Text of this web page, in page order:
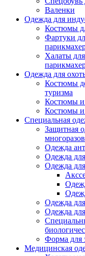
Валенки
Одежда для
Костюмы
Фартуки
Халаты
Одежда для
Костюмы
туризма
Костюмы и
Костюмы и
Специальная
Защитная
Одежда
Одежда
Одежда
Одежда
Одежда
Форма для
Медицинская